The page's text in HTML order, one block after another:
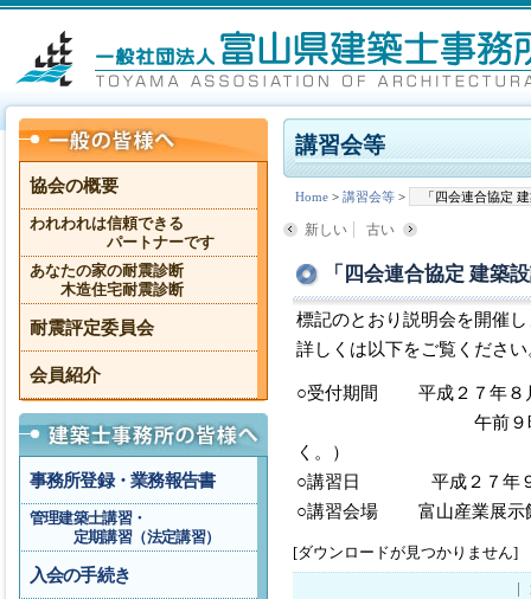
講習会等
Home > 講習会等 > 「四会連合協定
新しい 古い
「四会連合協定 建築
標記のとおり説明会を開催
詳しくは以下をご覧ください
○受付期間 平成２７年８
午前９時～午後５
く。）
○講習日 平成２７年９
○講習会場 富山産業展示
[ダウンロードが見つかりません]
協会の概要
われわれは信頼できる
パートナーです
あなたの家の耐震診断
木造住宅耐震診断
耐震評定委員会
会員紹介
事務所登録・業務報告書
管理建築士講習・
定期講習（法定講習）
入会の手続き